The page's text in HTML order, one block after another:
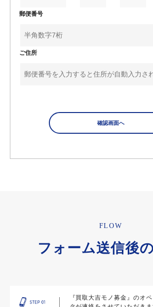
郵便番号
ご住所
FLOW
フォーム送信後
『買取大吉モノ募金』のオ